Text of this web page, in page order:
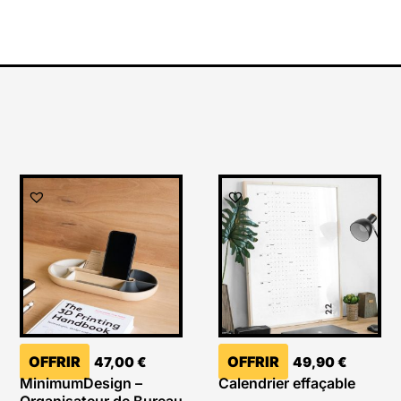
OFFRIR 47,00€
MinimumDesign –
OFFRIR 49,90€
Calendrier effaçable